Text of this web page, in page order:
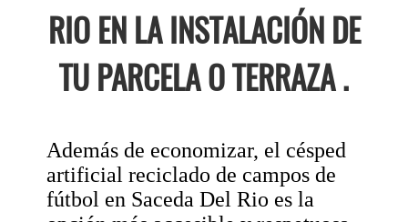
RIO EN LA INSTALACIÓN DE
TU PARCELA O TERRAZA .
Además de economizar, el césped
artificial reciclado de campos de
fútbol en Saceda Del Rio es la